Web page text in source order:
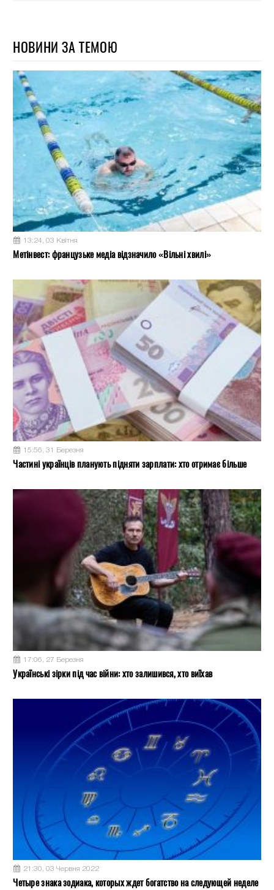
НОВИНИ ЗА ТЕМОЮ
13:24, 03 Квітня
Метінвест: французьке медіа відзначило «Вільні хвилі»
15:56, 31 Березня
Частині українців планують підняти зарплати: хто отримає більше
17:06, 27 Березня
Українські зірки під час війни: хто залишився, хто виїхав
21:30, 03 Червня 2022
Четыре знака зодиака, которых ждет богатство на следующей неделе